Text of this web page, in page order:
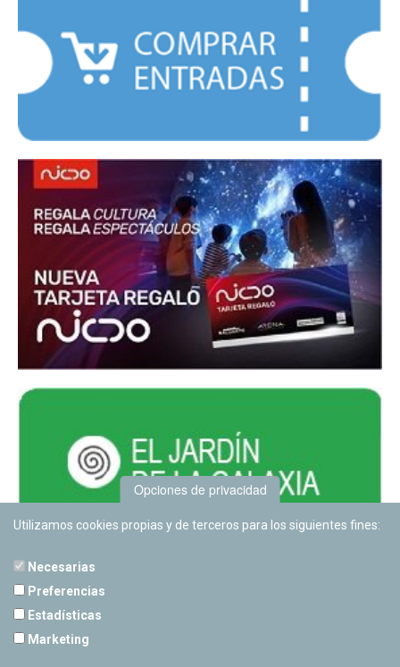
Opciones de privacidad
Utilizamos cookies propias y de terceros para los siguientes fines:
Necesarias
Preferencias
Estadísticas
Marketing